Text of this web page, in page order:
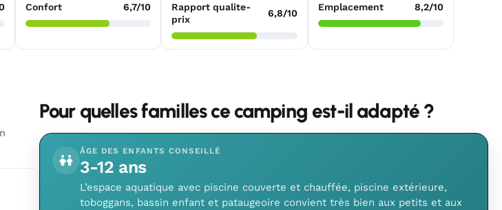
Confort 6,7/10
Rapport qualite-
prix
6,8/10
Emplacement 8,2/10
Pour quelles familles ce camping est-il adapté ?
ÂGE DES ENFANTS CONSEILLÉ
3-12 ans
L’espace aquatique avec piscine couverte et chauffée, piscine extérieure,
toboggans, bassin enfant et pataugeoire convient très bien aux petits et aux